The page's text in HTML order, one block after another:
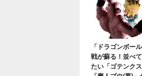
「ドラゴンボー
戦が蘇る！並べ
たい「ゴテンク